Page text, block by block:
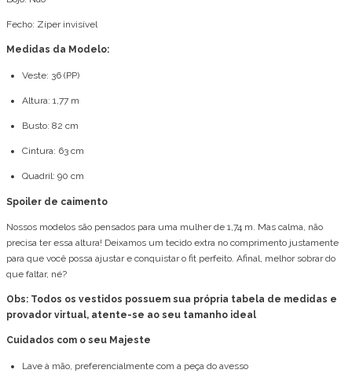
Fecho: Zíper invisível
Medidas da Modelo:
Veste: 36 (PP)
Altura: 1,77 m
Busto: 82 cm
Cintura: 63 cm
Quadril: 90 cm
Spoiler de caimento
Nossos modelos são pensados para uma mulher de 1,74 m. Mas calma, não
precisa ter essa altura! Deixamos um tecido extra no comprimento justamente
para que você possa ajustar e conquistar o fit perfeito. Afinal, melhor sobrar do
que faltar, né?
Obs: Todos os vestidos possuem sua própria tabela de medidas e
provador virtual, atente-se ao seu tamanho ideal
Cuidados com o seu Majeste
Lave à mão, preferencialmente com a peça do avesso